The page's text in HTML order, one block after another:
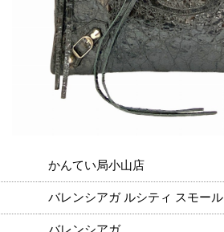
かんてい局小山店
バレンシアガ ルシティ スモール
バレンシアガ